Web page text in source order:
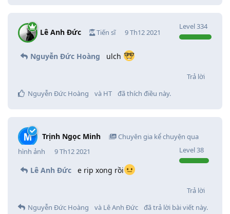
Lê Anh Đức Tiến sĩ
Level334
9 Th12 2021
Nguyễn Đức Hoàng ulch
Trả lời
Nguyễn Đức Hoàng
và HT đã thích điều này.
Trịnh Ngọc Minh
Chuyên gia kể chuyện qua
hình ảnh
Level38
9 Th12 2021
Lê Anh Đức e rip xong rồi
Trả lời
Nguyễn Đức Hoàng
và Lê Anh Đức
đã trả lời bài viết này.